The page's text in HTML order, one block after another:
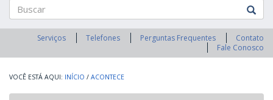
Buscar
Serviços Telefones Perguntas Frequentes
Contato
Fale Conosco
INÍCIO / ACONTECE